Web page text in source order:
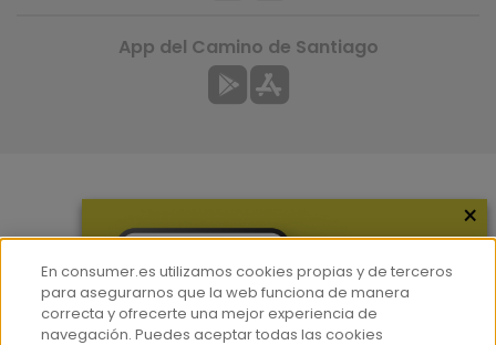
Hemeroteca
Contacto
App del Camino de Santiago
×
En consumer.es utilizamos cookies propias y de terceros
para asegurarnos que la web funciona de manera
correcta y ofrecerte una mejor experiencia de
navegación. Puedes aceptar todas las cookies